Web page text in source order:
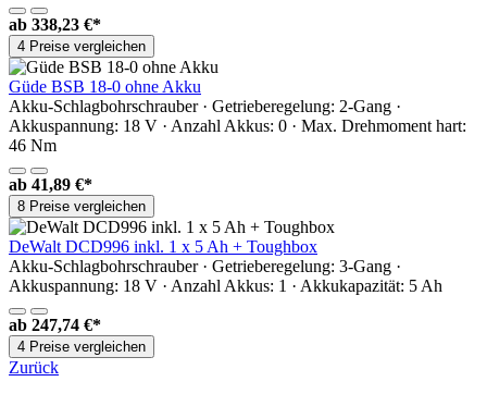
ab 338,23 €*
4 Preise vergleichen
Güde BSB 18-0 ohne Akku
Akku-Schlagbohrschrauber · Getrieberegelung: 2-Gang ·
Akkuspannung: 18 V · Anzahl Akkus: 0 · Max. Drehmoment hart:
46 Nm
ab 41,89 €*
8 Preise vergleichen
DeWalt DCD996 inkl. 1 x 5 Ah + Toughbox
Akku-Schlagbohrschrauber · Getrieberegelung: 3-Gang ·
Akkuspannung: 18 V · Anzahl Akkus: 1 · Akkukapazität: 5 Ah
ab 247,74 €*
4 Preise vergleichen
Zurück